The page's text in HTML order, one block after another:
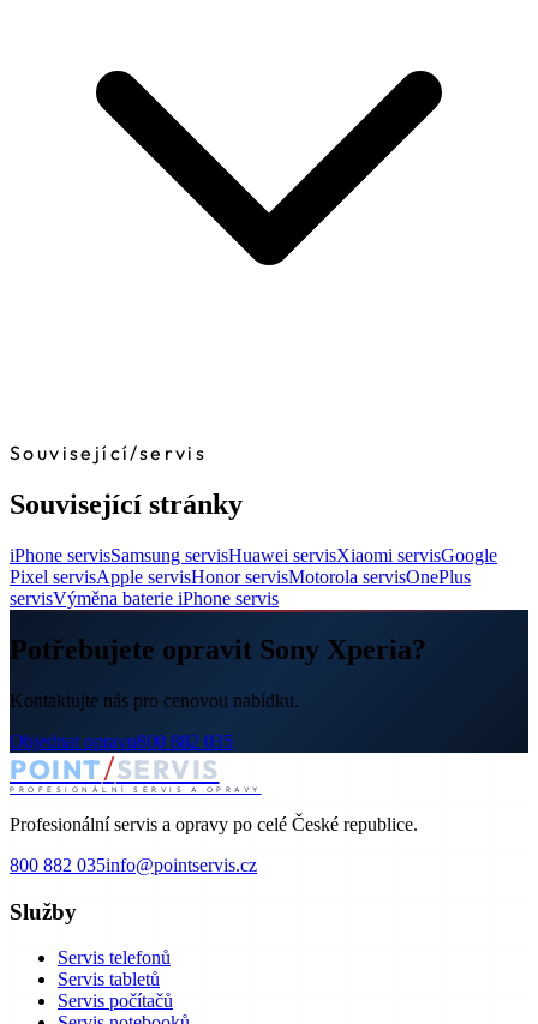
Související/servis
Související stránky
iPhone servisSamsung servisHuawei servisXiaomi servisGoogle
Pixel servisApple servisHonor servisMotorola servisOnePlus
servisVýměna baterie iPhone servis
Potřebujete opravit Sony Xperia?
Kontaktujte nás pro cenovou nabídku.
Objednat opravu800 882 035
POINT/SERVIS
PROFESIONÁLNÍ SERVIS A OPRAVY
Profesionální servis a opravy po celé České republice.
800 882 035info@pointservis.cz
Služby
Servis telefonů
Servis tabletů
Servis počítačů